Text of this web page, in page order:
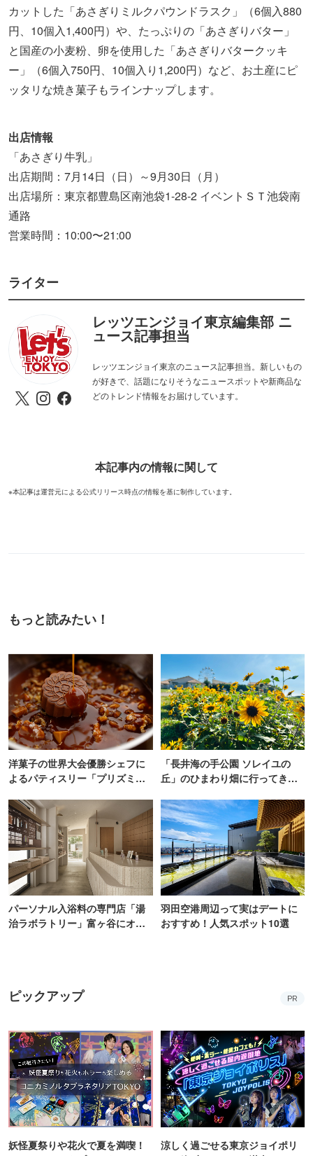
カットした「あさぎりミルクパウンドラスク」（6個入880
円、10個入1,400円）や、たっぷりの「あさぎりバター」
と国産の小麦粉、卵を使用した「あさぎりバタークッキ
ー」（6個入750円、10個入り1,200円）など、お土産にピ
ッタリな焼き菓子もラインナップします。
出店情報
「あさぎり牛乳」
出店期間：7月14日（日）～9月30日（月）
出店場所：東京都豊島区南池袋1-28-2 イベントＳＴ池袋南
通路
営業時間：10:00〜21:00
ライター
レッツエンジョイ東京編集部 ニ
ュース記事担当
レッツエンジョイ東京のニュース記事担当。新しいもの
が好きで、話題になりそうなニュースポットや新商品な
どのトレンド情報をお届けしています。
本記事内の情報に関して
※本記事は運営元による公式リリース時点の情報を基に制作しています。
もっと読みたい！
洋菓子の世界大会優勝シェフに
よるパティスリー「プリズミッ
「長井海の手公園 ソレイユの
丘」のひまわり畑に行ってき
【2026】
パーソナル入浴料の専門店「湯
治ラボラトリー」富ヶ谷にオー
羽田空港周辺って実はデートに
おすすめ！人気スポット10選
ピックアップ PR
妖怪夏祭りや花火で夏を満喫！
涼しく過ごせる東京ジョイポリ